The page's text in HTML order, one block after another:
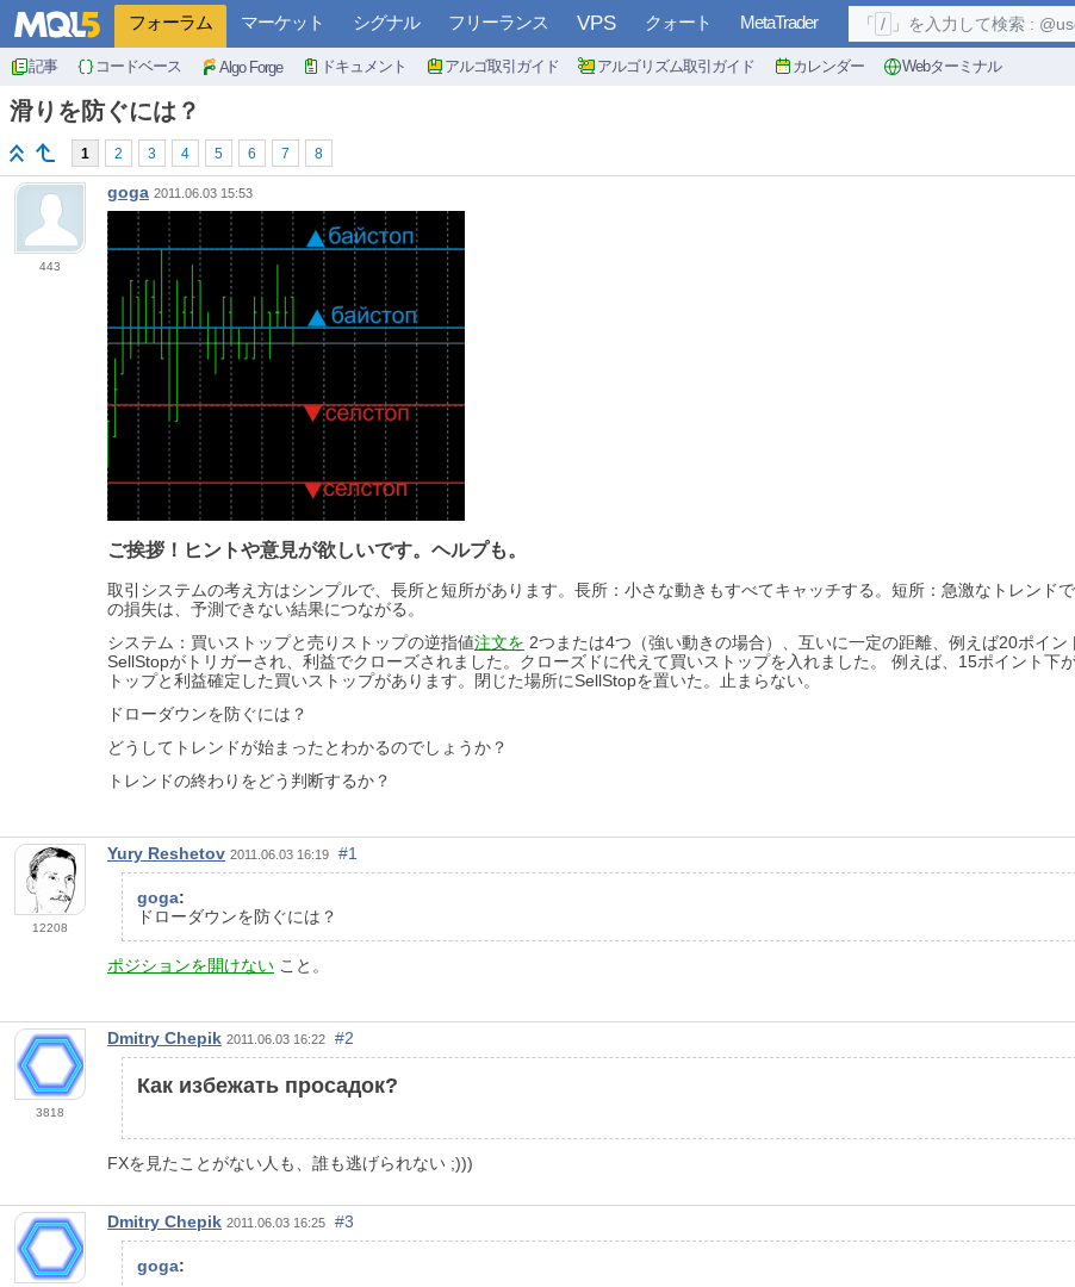
フォーラム マーケット シグナル フリーランス VPS クォート MetaTrader
記事 コードベース Algo Forge ドキュメント アルゴ取引ガイド アルゴリズム取引ガイド カレンダー Webターミナル
「 / 」を入力して検索 :
滑りを防ぐには？
1 2 3 4 5 6 7 8
443
goga 2011.06.03 15:53
ご挨拶！ヒントや意見が欲しいです。ヘルプも。
取引システムの考え方はシンプルで、長所と短所があります。長所：小さな動きもすべてキャッチする。短所：急激なトレンド
の損失は、予測できない結果につながる。
システム：買いストップと売りストップの逆指値注文を 2つまたは4つ（強い動きの場合）、互いに一定の距離、例えば20ポイン
SellStopがトリガーされ、利益でクローズされました。クローズドに代えて買いストップを入れました。
例えば、15ポイント下
トップと利益確定した買いストップがあります。閉じた場所にSellStopを置いた。止まらない。
ドローダウンを防ぐには？
どうしてトレンドが始まったとわかるのでしょうか？
トレンドの終わりをどう判断するか？
12208
Yury Reshetov 2011.06.03 16:19 #1
goga:
ドローダウンを防ぐには？
ポジションを開けない こと。
3818
Dmitry Chepik 2011.06.03 16:22 #2
Как избежать просадок?
FXを見たことがない人も、誰も逃げられない ;)))
Dmitry Chepik 2011.06.03 16:25 #3
goga: